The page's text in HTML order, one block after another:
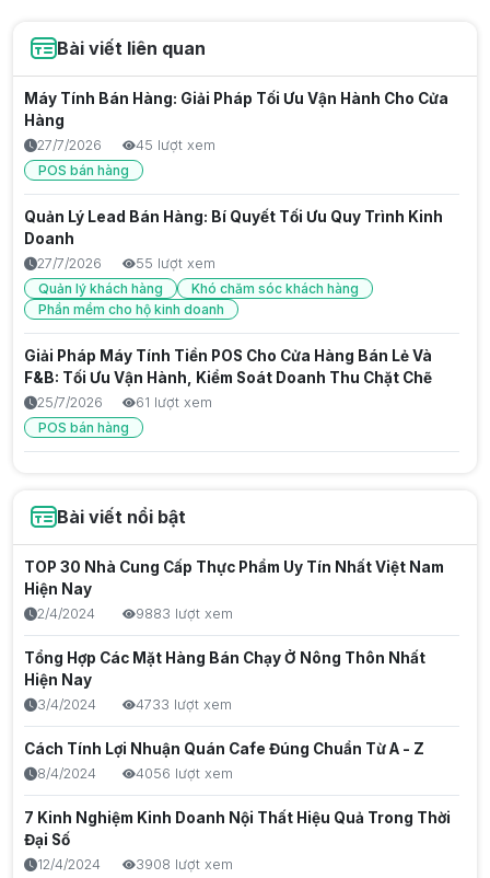
Bài viết liên quan
Máy Tính Bán Hàng: Giải Pháp Tối Ưu Vận Hành Cho Cửa
Hàng
27/7/2026
45 lượt xem
POS bán hàng
Quản Lý Lead Bán Hàng: Bí Quyết Tối Ưu Quy Trình Kinh
Doanh
27/7/2026
55 lượt xem
Quản lý khách hàng
Khó chăm sóc khách hàng
Phần mềm cho hộ kinh doanh
Giải Pháp Máy Tính Tiền POS Cho Cửa Hàng Bán Lẻ Và
F&B: Tối Ưu Vận Hành, Kiểm Soát Doanh Thu Chặt Chẽ
25/7/2026
61 lượt xem
POS bán hàng
25/7/2026 65 lượt xem
Thu nhập thụ động là gì? Cách tạo nguồn thu bền vững
trong thời đại số
25/7/2026 52 lượt xem
Đánh Giá Top 5 Máy POS Tính Tiền Nhỏ Gọn, Giá Rẻ Cho
Mọi Ngành Hàng
24/7/2026
68 lượt xem
POS bán hàng
Máy pos cầm tay tối ưu vận hành takeaway, quán cafe
và tiệm trà sữa
24/7/2026
81 lượt xem
POS bán hàng
Bài viết nổi bật
TOP 30 Nhà Cung Cấp Thực Phẩm Uy Tín Nhất Việt Nam
Hiện Nay
2/4/2024 9883 lượt xem
Tổng Hợp Các Mặt Hàng Bán Chạy Ở Nông Thôn Nhất
Hiện Nay
3/4/2024 4733 lượt xem
Cách Tính Lợi Nhuận Quán Cafe Đúng Chuẩn Từ A - Z
8/4/2024 4056 lượt xem
7 Kinh Nghiệm Kinh Doanh Nội Thất Hiệu Quả Trong Thời
Đại Số
12/4/2024 3908 lượt xem